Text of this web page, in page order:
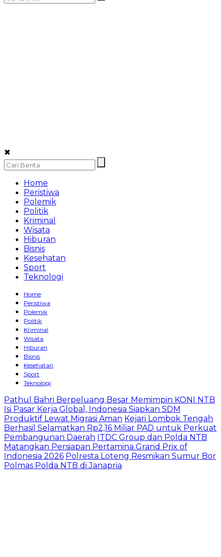
✖
Home
Peristiwa
Polemik
Politik
Kriminal
Wisata
Hiburan
Bisnis
Kesehatan
Sport
Teknologi
Home
Peristiwa
Polemik
Politik
Kriminal
Wisata
Hiburan
Bisnis
Kesehatan
Sport
Teknologi
Pathul Bahri Berpeluang Besar Memimpin KONI NTB
Isi Pasar Kerja Global, Indonesia Siapkan SDM
Produktif Lewat Migrasi Aman Kejari Lombok Tengah
Berhasil Selamatkan Rp2,16 Miliar PAD untuk Perkuat
Pembangunan Daerah ITDC Group dan Polda NTB
Matangkan Persiapan Pertamina Grand Prix of
Indonesia 2026 Polresta Loteng Resmikan Sumur Bor
Polmas Polda NTB di Janapria